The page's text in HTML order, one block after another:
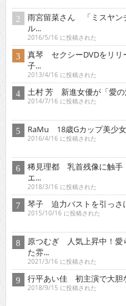
雨宮留菜さん 「ミスヤン
ル...
2016/5/16 に投稿された
真琴 セクシーDVDをリリ
子...
2013/4/16 に投稿された
土村 芳 新進女優が「愛の
2014/7/16 に投稿された
RaMu 18歳Gカップ美少
2016/4/16 に投稿された
稀見理都 乳首残像に触手
エ...
2018/3/16 に投稿された
琴子 迫力バストを引っさ
2015/10/16 に投稿された
原つむぎ 人気上昇中！愛
た雰...
2021/3/16 に投稿された
行平あい佳 初主演で大胆
2018/9/15 に投稿された